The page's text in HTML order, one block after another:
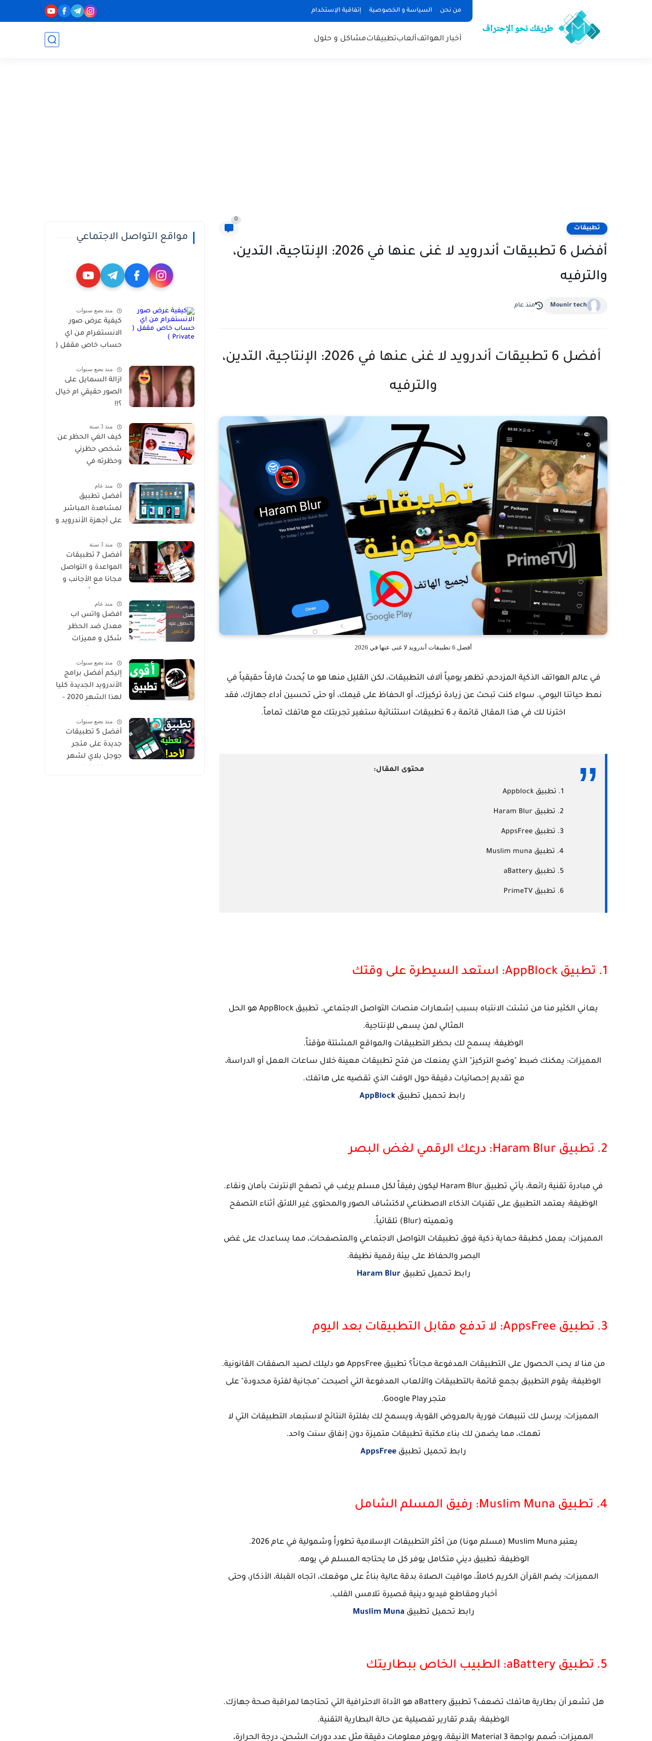
من نحن السياسة و الخصوصية إتفاقية الإستخدام
أخبار الهواتفألعابتطبيقاتمشاكل و حلول
تطبيقات
0
أفضل 6 تطبيقات أندرويد لا غنى عنها في 2026: الإنتاجية، التدين،
والترفيه
Mounir tech منذ عام
أفضل 6 تطبيقات أندرويد لا غنى عنها في 2026: الإنتاجية، التدين،
والترفيه
أفضل 6 تطبيقات أندرويد لا غنى عنها في 2026
في عالم الهواتف الذكية المزدحم، تظهر يومياً آلاف التطبيقات، لكن القليل منها هو ما يُحدث فارقاً حقيقياً في
نمط حياتنا اليومي. سواء كنت تبحث عن زيادة تركيزك، أو الحفاظ على قيمك، أو حتى تحسين أداء جهازك، فقد
اخترنا لك في هذا المقال قائمة بـ 6 تطبيقات استثنائية ستغير تجربتك مع هاتفك تماماً.
محتوى المقال:
تطبيق Appblock
تطبيق Haram Blur
تطبيق AppsFree
تطبيق Muslim muna
تطبيق aBattery
تطبيق PrimeTV
1. تطبيق AppBlock: استعد السيطرة على وقتك
يعاني الكثير منا من تشتت الانتباه بسبب إشعارات منصات التواصل الاجتماعي. تطبيق AppBlock هو الحل
المثالي لمن يسعى للإنتاجية.
الوظيفة: يسمح لك بحظر التطبيقات والمواقع المشتتة مؤقتاً.
المميزات: يمكنك ضبط "وضع التركيز" الذي يمنعك من فتح تطبيقات معينة خلال ساعات العمل أو الدراسة،
مع تقديم إحصائيات دقيقة حول الوقت الذي تقضيه على هاتفك.
رابط تحميل تطبيق AppBlock
2. تطبيق Haram Blur: درعك الرقمي لغض البصر
في مبادرة تقنية رائعة، يأتي تطبيق Haram Blur ليكون رفيقاً لكل مسلم يرغب في تصفح الإنترنت بأمان ونقاء.
الوظيفة: يعتمد التطبيق على تقنيات الذكاء الاصطناعي لاكتشاف الصور والمحتوى غير اللائق أثناء التصفح
وتعميته (Blur) تلقائياً.
المميزات: يعمل كطبقة حماية ذكية فوق تطبيقات التواصل الاجتماعي والمتصفحات، مما يساعدك على غض
البصر والحفاظ على بيئة رقمية نظيفة.
رابط تحميل تطبيقHaram Blur
3. تطبيق AppsFree: لا تدفع مقابل التطبيقات بعد اليوم
من منا لا يحب الحصول على التطبيقات المدفوعة مجاناً؟ تطبيق AppsFree هو دليلك لصيد الصفقات القانونية.
الوظيفة: يقوم التطبيق بجمع قائمة بالتطبيقات والألعاب المدفوعة التي أصبحت "مجانية لفترة محدودة" على
متجر Google Play.
المميزات: يرسل لك تنبيهات فورية بالعروض القوية، ويسمح لك بفلترة النتائج لاستبعاد التطبيقات التي لا
تهمك، مما يضمن لك بناء مكتبة تطبيقات متميزة دون إنفاق سنت واحد.
رابط تحميل تطبيق AppsFree
4. تطبيق Muslim Muna: رفيق المسلم الشامل
يعتبر Muslim Muna (مسلم مونا) من أكثر التطبيقات الإسلامية تطوراً وشمولية في عام 2026.
الوظيفة: تطبيق ديني متكامل يوفر كل ما يحتاجه المسلم في يومه.
المميزات: يضم القرآن الكريم كاملاً، مواقيت الصلاة بدقة عالية بناءً على موقعك، اتجاه القبلة، الأذكار، وحتى
أخبار ومقاطع فيديو دينية قصيرة تلامس القلب.
رابط تحميل تطبيق Muslim Muna
5. تطبيق aBattery: الطبيب الخاص ببطاريتك
هل تشعر أن بطارية هاتفك تضعف؟ تطبيق aBattery هو الأداة الاحترافية التي تحتاجها لمراقبة صحة جهازك.
الوظيفة: يقدم تقارير تفصيلية عن حالة البطارية التقنية.
المميزات: صُمم بواجهة Material 3 الأنيقة، ويوفر معلومات دقيقة مثل عدد دورات الشحن، درجة الحرارة،
مواقع التواصل الاجتماعي
منذ بضع سنوات
كيفية عرض صور
الانستغرام من اي
حساب خاص مقفل (
منذ بضع سنوات
ازالة السمايل على
الصور حقيقي ام خيال
؟!!
منذ 3 سنة
كيف الغي الحظر عن
شخص حظرني
وحظرته في
منذ عام
أفضل تطبيق
لمشاهدة المباشر
على أجهزة الأندرويد و
منذ 3 سنة
أفضل 7 تطبيقات
المواعدة و التواصل
مجانا مع الأجانب و
العالم
منذ عام
افضل واتس اب
معدل ضد الحظر
شكل و مميزات
Goldمنذ بضع سنوات
إليكم أفضل برامج
الأندرويد الجديدة كليا
لهذا الشهر 2020 -
حصري من أروع ما
شرحت
منذ بضع سنوات
أفضل 5 تطبيقات
جديدة على متجر
جوجل بلاي لشهر